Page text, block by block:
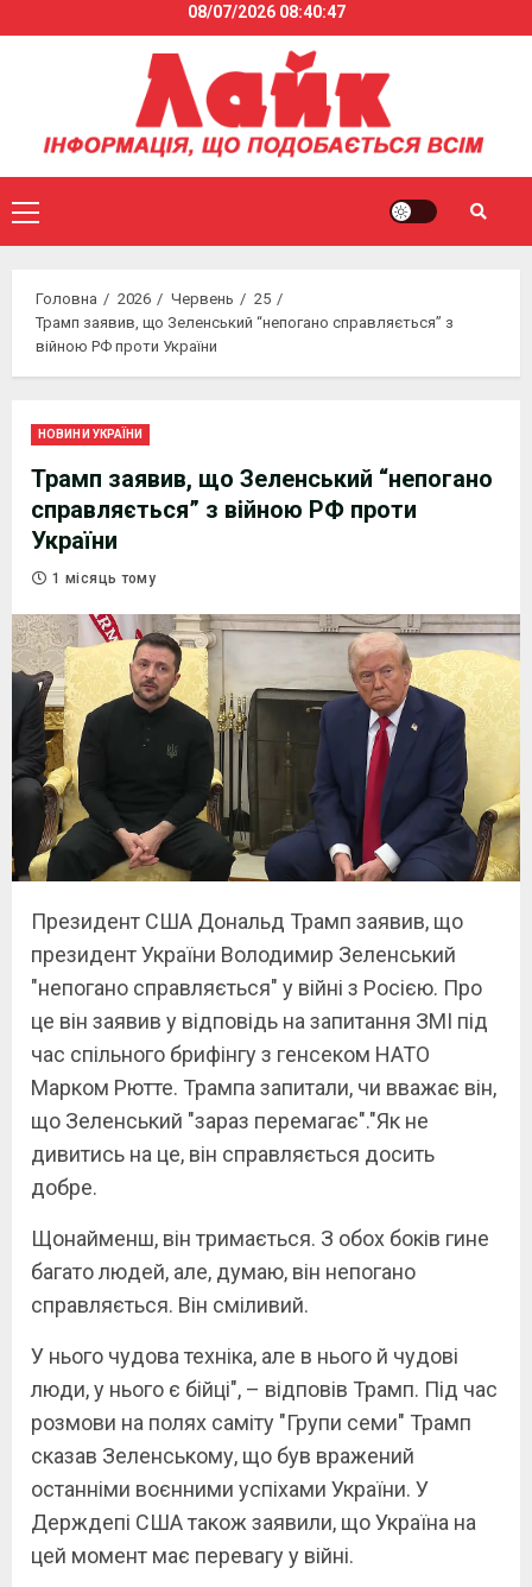
to
08/07/2026 08:40:47
Primary
Menu
Головна 2026 Червень
25
Трамп заявив, що Зеленський “непогано справляється” з
війною РФ проти України
НОВИНИ УКРАЇНИ
Трамп заявив, що Зеленський “непогано
справляється” з війною РФ проти
України
1 місяць тому
Президент США Дональд Трамп заявив, що
президент України Володимир Зеленський
"непогано справляється" у війні з Росією. Про
це він заявив у відповідь на запитання ЗМІ під
час спільного брифінгу з генсеком НАТО
Марком Рютте. Трампа запитали, чи вважає він,
що Зеленський "зараз перемагає"."Як не
дивитись на це, він справляється досить
добре.
Щонайменш, він тримається. З обох боків гине
багато людей, але, думаю, він непогано
справляється. Він сміливий.
У нього чудова техніка, але в нього й чудові
люди, у нього є бійці", – відповів Трамп. Під час
розмови на полях саміту "Групи семи" Трамп
сказав Зеленському, що був вражений
останніми воєнними успіхами України. У
Держдепі США також заявили, що Україна на
цей момент має перевагу у війні.